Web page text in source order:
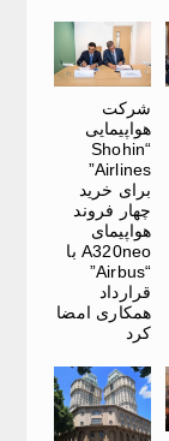
شرکت
هواپیمایی
“Shohin
Airlines”
برای خرید
چهار فروند
هواپیمای
A320neo با
“Airbus”
قرارداد
همکاری امضا
کرد